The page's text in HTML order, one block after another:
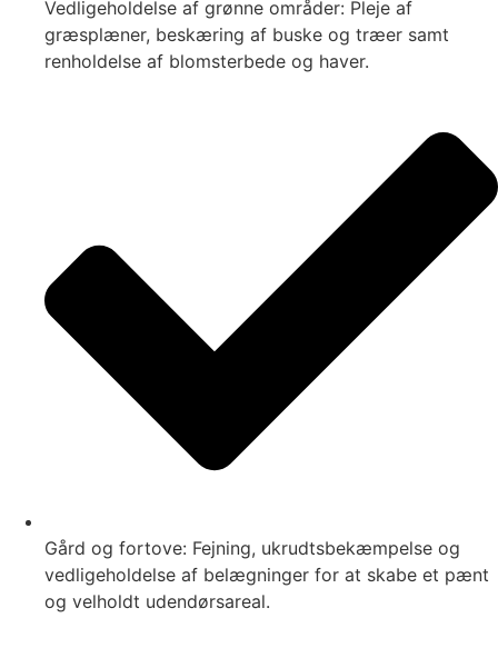
Vedligeholdelse af grønne områder: Pleje af
græsplæner, beskæring af buske og træer samt
renholdelse af blomsterbede og haver.
Gård og fortove: Fejning, ukrudtsbekæmpelse og
vedligeholdelse af belægninger for at skabe et pænt
og velholdt udendørsareal.